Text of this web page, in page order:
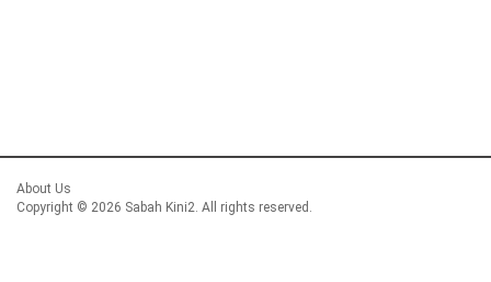
About Us
Copyright © 2026 Sabah Kini2. All rights reserved.